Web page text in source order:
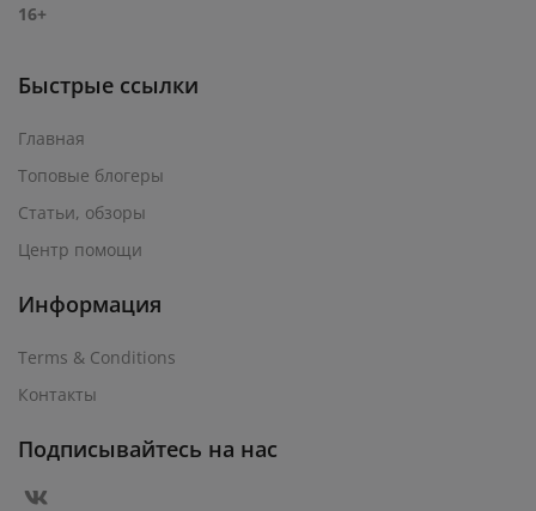
16+
Быстрые ссылки
Главная
Топовые блогеры
Статьи, обзоры
Центр помощи
Информация
Terms & Conditions
Контакты
Подписывайтесь на нас